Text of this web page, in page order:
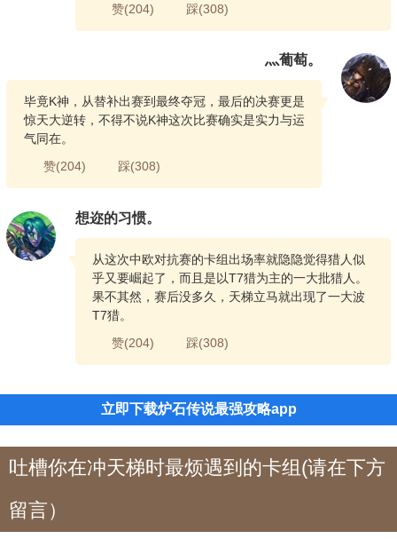
赞(204) 踩(308)
灬葡萄。
毕竟K神，从替补出赛到最终夺冠，最后的决赛更是
惊天大逆转，不得不说K神这次比赛确实是实力与运
气同在。
赞(204) 踩(308)
想迩的习惯。
从这次中欧对抗赛的卡组出场率就隐隐觉得猎人似
乎又要崛起了，而且是以T7猎为主的一大批猎人。
果不其然，赛后没多久，天梯立马就出现了一大波
T7猎。
赞(204) 踩(308)
立即下载炉石传说最强攻略app
吐槽你在冲天梯时最烦遇到的卡组(请在下方
留言）